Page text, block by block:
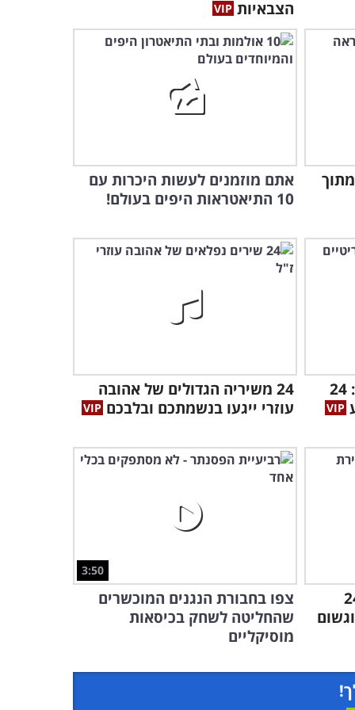
שאפשר לשלב!
צפו ברקדנית בת ה-80 ובבן
זוגה הצעיר חורכים את הבמה!
3:58
4:41
זקוקים לרגע של נחת? האזינו
הנפש הזה
היצירה המוזיקלית הנפלאה
והמקפיצה הזאת עשתה לי את
5:30
כשמשלבים רוק עם מוזיקה
קלאסית...
הצבאיות
מתוך
אתם מוזמנים לעשות היכרות עם
10 התיאטראות היפים בעולם!
מיטב המוזיקה של בריטניה: 24
24 משיריה הגדולים של אהובה
עוזרי ייגעו בנשמתכם ובלבכם
מושלם: 24
3:50
צפו בחבורת הנגנים המוכשרים
שהחליטה לשחק בכיסאות
מוסיקליים